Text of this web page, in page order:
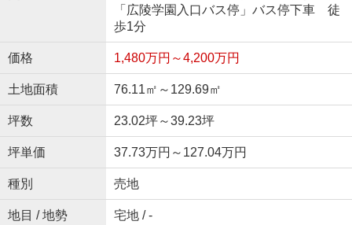
「広陵学園入口バス停」バス停下車 徒
歩1分
価格 1,480万円～4,200万円
土地面積 76.11㎡～129.69㎡
坪数 23.02坪～39.23坪
坪単価 37.73万円～127.04万円
種別 売地
地目 / 地勢 宅地 / -